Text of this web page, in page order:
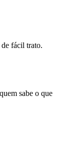
fácil trato.
sabe o que